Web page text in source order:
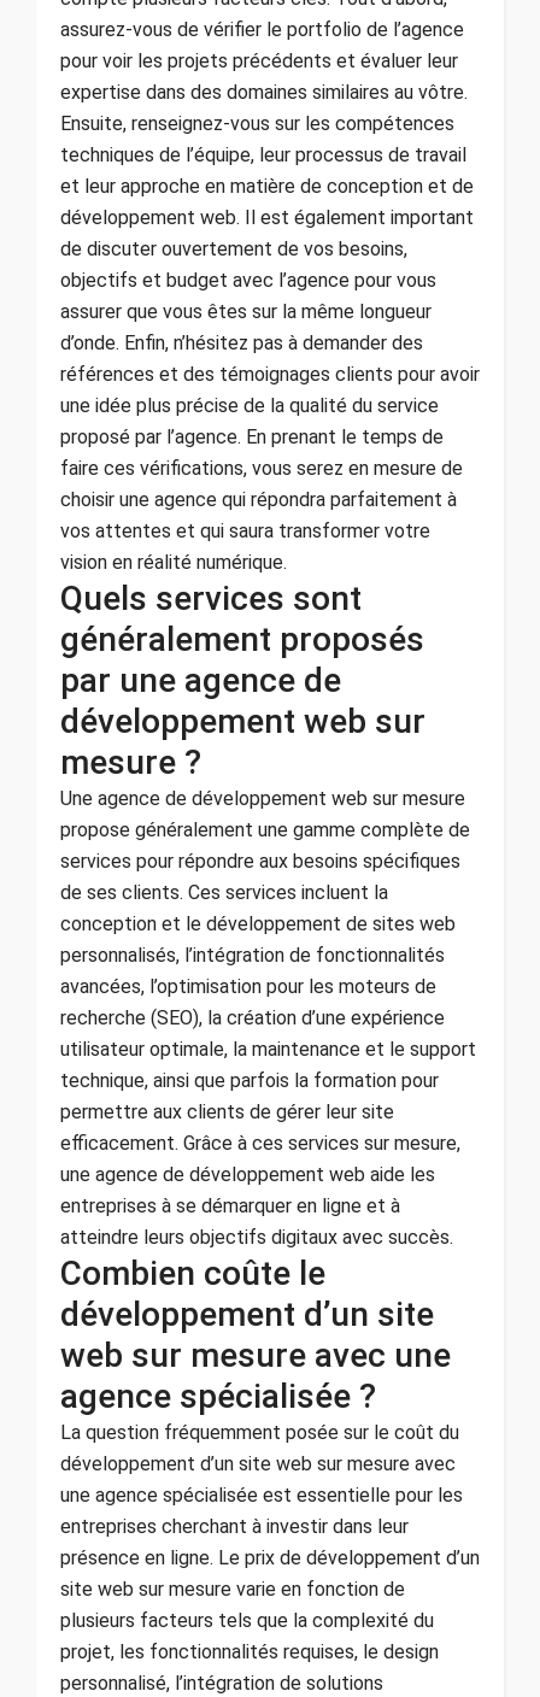
assurez-vous de vérifier le portfolio de l’agence
pour voir les projets précédents et évaluer leur
expertise dans des domaines similaires au vôtre.
Ensuite, renseignez-vous sur les compétences
techniques de l’équipe, leur processus de travail
et leur approche en matière de conception et de
développement web. Il est également important
de discuter ouvertement de vos besoins,
objectifs et budget avec l’agence pour vous
assurer que vous êtes sur la même longueur
d’onde. Enfin, n’hésitez pas à demander des
références et des témoignages clients pour avoir
une idée plus précise de la qualité du service
proposé par l’agence. En prenant le temps de
faire ces vérifications, vous serez en mesure de
choisir une agence qui répondra parfaitement à
vos attentes et qui saura transformer votre
vision en réalité numérique.
Quels services sont
généralement proposés
par une agence de
développement web sur
mesure ?
Une agence de développement web sur mesure
propose généralement une gamme complète de
services pour répondre aux besoins spécifiques
de ses clients. Ces services incluent la
conception et le développement de sites web
personnalisés, l’intégration de fonctionnalités
avancées, l’optimisation pour les moteurs de
recherche (SEO), la création d’une expérience
utilisateur optimale, la maintenance et le support
technique, ainsi que parfois la formation pour
permettre aux clients de gérer leur site
efficacement. Grâce à ces services sur mesure,
une agence de développement web aide les
entreprises à se démarquer en ligne et à
atteindre leurs objectifs digitaux avec succès.
Combien coûte le
développement d’un site
web sur mesure avec une
agence spécialisée ?
La question fréquemment posée sur le coût du
développement d’un site web sur mesure avec
une agence spécialisée est essentielle pour les
entreprises cherchant à investir dans leur
présence en ligne. Le prix de développement d’un
site web sur mesure varie en fonction de
plusieurs facteurs tels que la complexité du
projet, les fonctionnalités requises, le design
personnalisé, l’intégration de solutions